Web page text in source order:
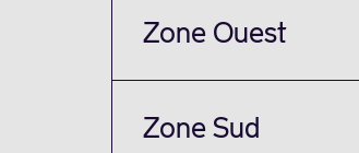
Zone Ouest
Zone Sud